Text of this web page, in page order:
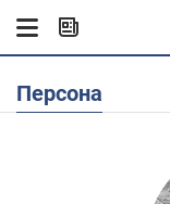
Персона